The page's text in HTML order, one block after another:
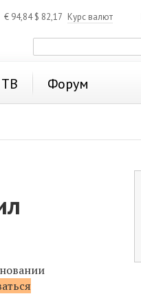
€ 94,84$ 82,17 Курс валют
ТВ Форум